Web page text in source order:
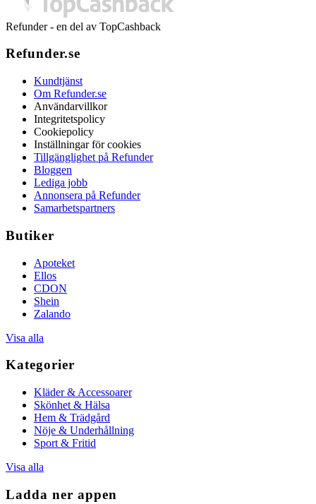
Refunder - en del av TopCashback
Refunder.se
Kundtjänst
Om Refunder.se
Användarvillkor
Integritetspolicy
Cookiepolicy
Inställningar för cookies
Tillgänglighet på Refunder
Bloggen
Lediga jobb
Annonsera på Refunder
Samarbetspartners
Butiker
Apoteket
Ellos
CDON
Shein
Zalando
Visa alla
Kategorier
Kläder & Accessoarer
Skönhet & Hälsa
Hem & Trädgård
Nöje & Underhållning
Sport & Fritid
Visa alla
Ladda ner appen